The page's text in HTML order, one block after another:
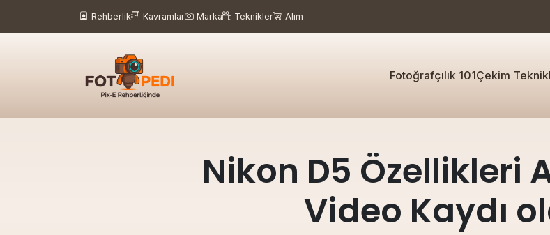
Rehberlik Kavramlar Marka Teknikler Alım
Fotoğrafçılık 101Çekim
Nikon D5 Özellikleri
Video Kaydı